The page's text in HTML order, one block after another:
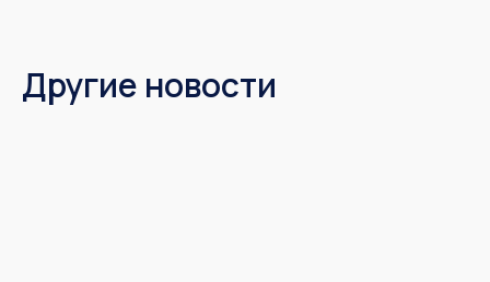
Другие новости